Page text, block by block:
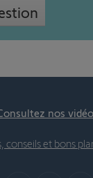
nos
conseils et bons